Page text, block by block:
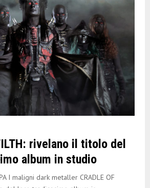
rivelano il titolo del
album in studio
I maligni dark metaller CRADLE OF